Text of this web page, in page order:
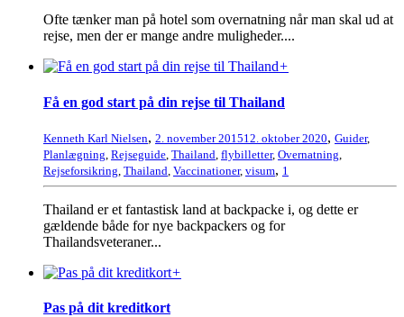
Ofte tænker man på hotel som overnatning når man skal ud at
rejse, men der er mange andre muligheder....
+
Få en god start på din rejse til Thailand
Kenneth Karl Nielsen, 2. november 201512. oktober 2020, Guider,
Planlægning Rejseguide Thailand flybilletter, Overnatning
Rejseforsikring Thailand Vaccinationer, visum, 1
Thailand er et fantastisk land at backpacke i, og dette er
gældende både for nye backpackers og for
Thailandsveteraner...
+
Pas på dit kreditkort